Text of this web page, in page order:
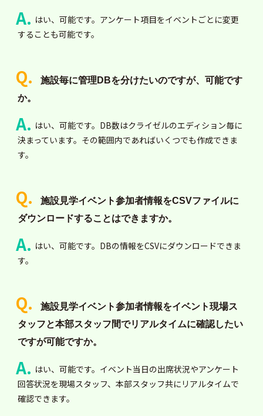
はい、可能です。アンケート項目をイベントごとに変更
することも可能です。
施設毎に管理DBを分けたいのですが、可能です
か。
はい、可能です。DB数はクライゼルのエディション毎に
決まっています。その範囲内であればいくつでも作成できま
す。
施設見学イベント参加者情報をCSVファイルに
ダウンロードすることはできますか。
はい、可能です。DBの情報をCSVにダウンロードできま
す。
施設見学イベント参加者情報をイベント現場ス
タッフと本部スタッフ間でリアルタイムに確認したい
ですが可能ですか。
はい、可能です。イベント当日の出席状況やアンケート
回答状況を現場スタッフ、本部スタッフ共にリアルタイムで
確認できます。